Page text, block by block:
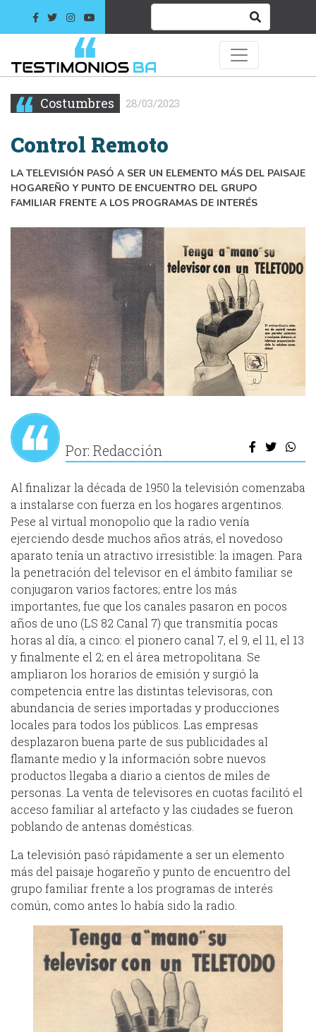
Costumbres 28/03/2023
Control Remoto
LA TELEVISIÓN PASÓ A SER UN ELEMENTO MÁS DEL PAISAJE
HOGAREÑO Y PUNTO DE ENCUENTRO DEL GRUPO
FAMILIAR FRENTE A LOS PROGRAMAS DE INTERÉS
Por: Redacción
Al finalizar la década de 1950 la televisión comenzaba
a instalarse con fuerza en los hogares argentinos.
Pese al virtual monopolio que la radio venía
ejerciendo desde muchos años atrás, el novedoso
aparato tenía un atractivo irresistible: la imagen. Para
la penetración del televisor en el ámbito familiar se
conjugaron varios factores; entre los más
importantes, fue que los canales pasaron en pocos
años de uno (LS 82 Canal 7) que transmitía pocas
horas al día, a cinco: el pionero canal 7, el 9, el 11, el 13
y finalmente el 2; en el área metropolitana. Se
ampliaron los horarios de emisión y surgió la
competencia entre las distintas televisoras, con
abundancia de series importadas y producciones
locales para todos los públicos. Las empresas
desplazaron buena parte de sus publicidades al
flamante medio y la información sobre nuevos
productos llegaba a diario a cientos de miles de
personas. La venta de televisores en cuotas facilitó el
acceso familiar al artefacto y las ciudades se fueron
poblando de antenas domésticas.
La televisión pasó rápidamente a ser un elemento
más del paisaje hogareño y punto de encuentro del
grupo familiar frente a los programas de interés
común, como antes lo había sido la radio.